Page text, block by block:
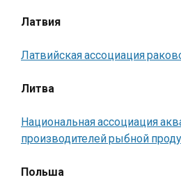
Латвия
Латвийская ассоциация
Литва
Национальная ассоциация
производителей рыбной
Польша